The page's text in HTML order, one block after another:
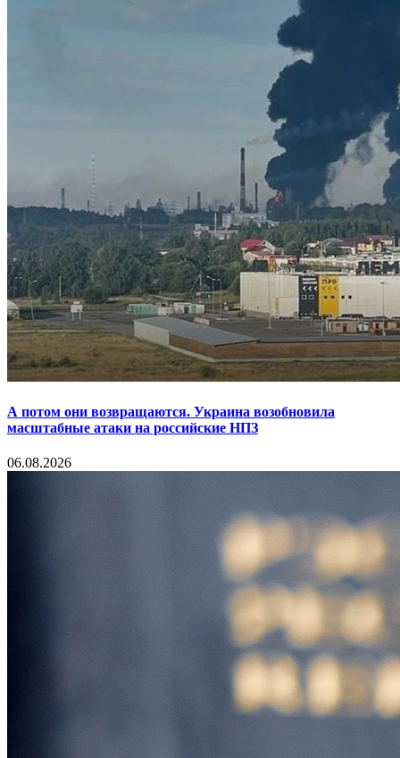
А потом они возвращаются. Украина возобновила
масштабные атаки на российские НПЗ
06.08.2026